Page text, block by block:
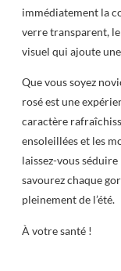
immédiatement la
verre transparent,
visuel qui ajoute
Que vous soyez
rosé est une
caractère
ensoleillées et les
laissez-vous
savourez chaque
pleinement de l’été.
À votre santé !